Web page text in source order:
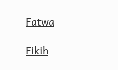
Fatwa
Fikih